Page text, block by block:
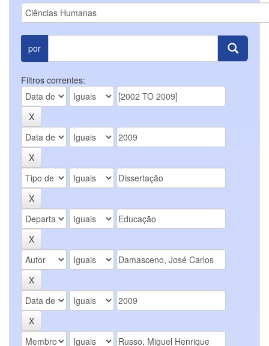
por
Filtros correntes: